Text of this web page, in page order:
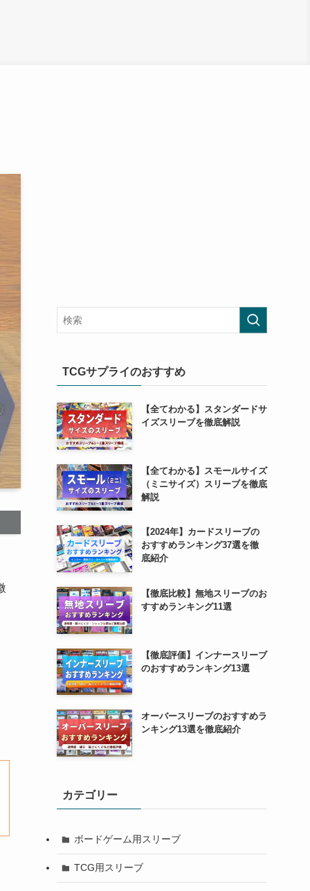
TCGサプライのおすすめ
【全てわかる】スタンダードサ
イズスリーブを徹底解説
【全てわかる】スモールサイズ
（ミニサイズ）スリーブを徹底
解説
【2024年】カードスリーブの
おすすめランキング37選を徹
底紹介
【徹底比較】無地スリーブのお
すすめランキング11選
【徹底評価】インナースリーブ
のおすすめランキング13選
オーバースリーブのおすすめラ
ンキング13選を徹底紹介
カテゴリー
ボードゲーム用スリーブ
TCG用スリーブ